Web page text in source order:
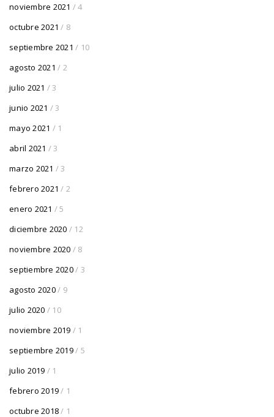
noviembre 2021 / 4
octubre 2021 / 8
septiembre 2021 / 10
agosto 2021 / 2
julio 2021 / 3
junio 2021 / 3
mayo 2021 / 1
abril 2021 / 3
marzo 2021 / 3
febrero 2021 / 2
enero 2021 / 5
diciembre 2020 / 12
noviembre 2020 / 8
septiembre 2020/ 3
agosto 2020/ 9
julio 2020 / 10
noviembre 2019 / 1
septiembre 2019/ 5
julio 2019 / 1
febrero 2019/ 1
octubre 2018/ 1